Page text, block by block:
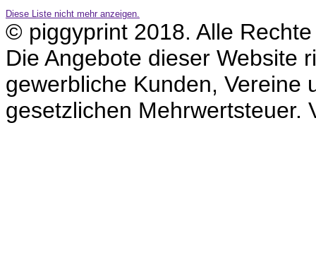
Diese Liste nicht mehr anzeigen.
© piggyprint 2018. Alle
Die Angebote dieser Website
gewerbliche Kunden, Vereine
gesetzlichen Mehrwertsteuer.